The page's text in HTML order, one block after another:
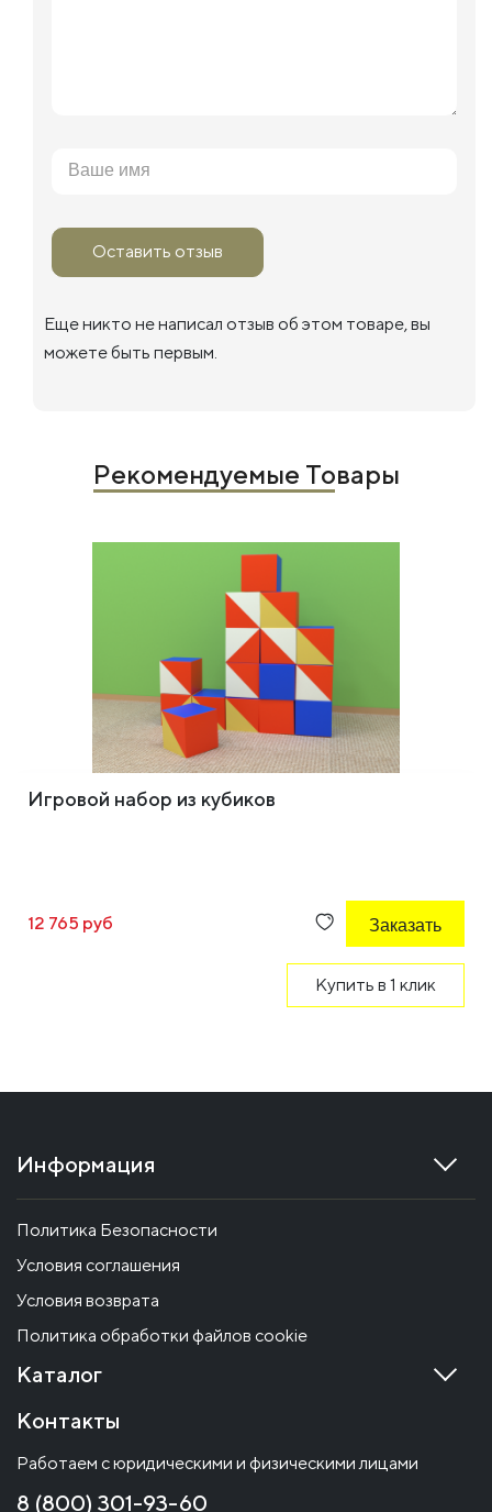
Оставить отзыв
Еще никто не написал отзыв об этом товаре, вы
можете быть первым.
Рекомендуемые Товары
Игровой набор из кубиков
12 765 руб Заказать
Купить в 1 клик
Информация
Политика Безопасности
Условия соглашения
Условия возврата
Политика обработки файлов cookie
Каталог
Контакты
Работаем с юридическими и физическими лицами
8 (800) 301-93-60